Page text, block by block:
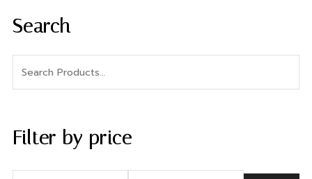
Search
Filter by price